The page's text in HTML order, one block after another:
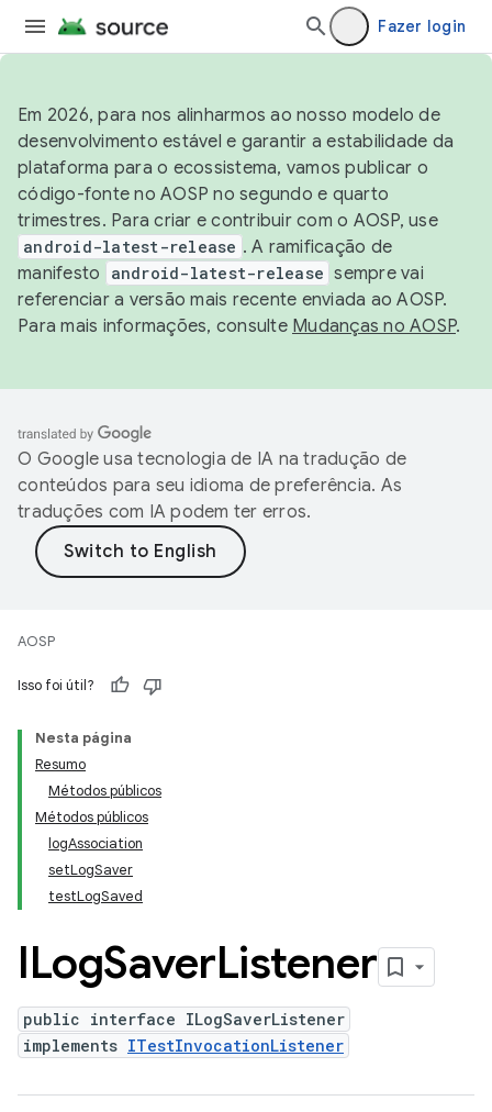
Fazer login
Em 2026, para nos alinharmos ao nosso modelo de
desenvolvimento estável e garantir a estabilidade da
plataforma para o ecossistema, vamos publicar o
código-fonte no AOSP no segundo e quarto
trimestres. Para criar e contribuir com o AOSP, use
android-latest-release . A ramificação de
manifesto
android-latest-release sempre vai
referenciar a versão mais recente enviada ao AOSP.
Para mais informações, consulte Mudanças no AOSP.
O Google usa tecnologia de IA na tradução de
conteúdos para seu idioma de preferência. As
traduções com IA podem ter erros.
AOSP
Isso foi útil?
Nesta página
Resumo
Métodos públicos
Métodos públicos
logAssociation
setLogSaver
testLogSaved
ILogSaverListener
public interface ILogSaverListener
implements ITestInvocationListener